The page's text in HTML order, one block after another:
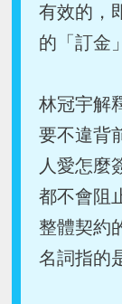
有效的，
的「訂金
林冠宇解
要不違背
人愛怎麼
都不會阻
整體契約
名詞指的